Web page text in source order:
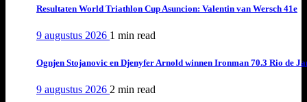
Resultaten World Triathlon Cup Asuncion: Valentin van Wersch 41e
9 augustus 2026 1 min read
Ognjen Stojanovic en Djenyfer Arnold winnen Ironman 70.3 Rio de
9 augustus 2026 2 min read